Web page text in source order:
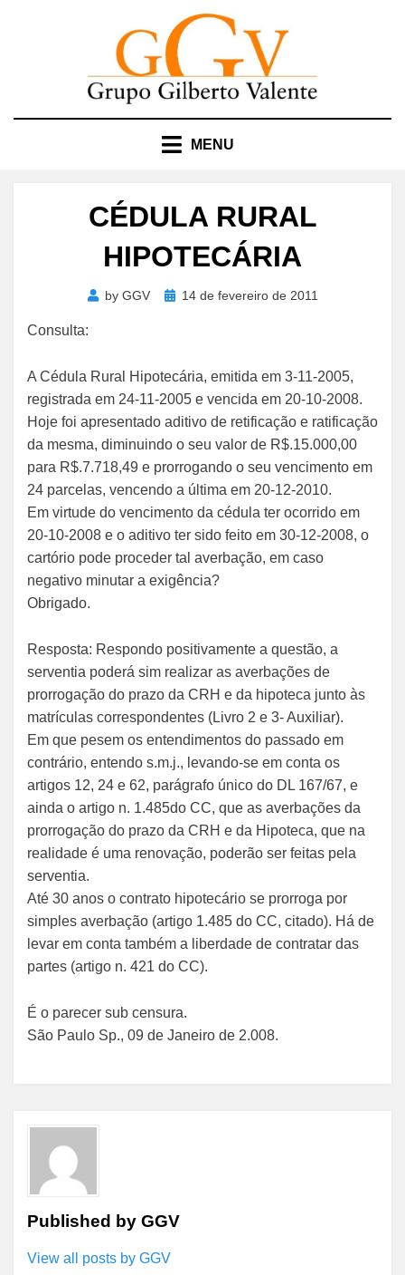
MENU
CÉDULA RURAL
HIPOTECÁRIA
by GGV
Posted14 de fevereiro de 2011
Consulta:
A Cédula Rural Hipotecária, emitida em 3-11-2005,
registrada em 24-11-2005 e vencida em 20-10-2008.
Hoje foi apresentado aditivo de retificação e ratificação
da mesma, diminuindo o seu valor de R$.15.000,00
para R$.7.718,49 e prorrogando o seu vencimento em
24 parcelas, vencendo a última em 20-12-2010.
Em virtude do vencimento da cédula ter ocorrido em
20-10-2008 e o aditivo ter sido feito em 30-12-2008, o
cartório pode proceder tal averbação, em caso
negativo minutar a exigência?
Obrigado.
Resposta: Respondo positivamente a questão, a
serventia poderá sim realizar as averbações de
prorrogação do prazo da CRH e da hipoteca junto às
matrículas correspondentes (Livro 2 e 3- Auxiliar).
Em que pesem os entendimentos do passado em
contrário, entendo s.m.j., levando-se em conta os
artigos 12, 24 e 62, parágrafo único do DL 167/67, e
ainda o artigo n. 1.485do CC, que as averbações da
prorrogação do prazo da CRH e da Hipoteca, que na
realidade é uma renovação, poderão ser feitas pela
serventia.
Até 30 anos o contrato hipotecário se prorroga por
simples averbação (artigo 1.485 do CC, citado). Há de
levar em conta também a liberdade de contratar das
partes (artigo n. 421 do CC).
É o parecer sub censura.
São Paulo Sp., 09 de Janeiro de 2.008.
Published by GGV
View all posts by GGV